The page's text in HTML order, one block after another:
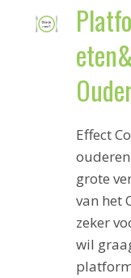
Effect
grote
van het
zeker
wil